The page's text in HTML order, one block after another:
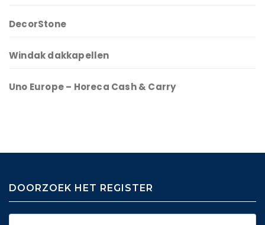
DecorStone
Windak dakkapellen
Uno Europe – Horeca Cash & Carry
DOORZOEK HET REGISTER